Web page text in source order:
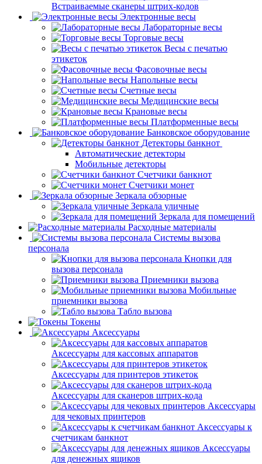
Встраиваемые сканеры штрих-кодов
Электронные весы
Лабораторные весы
Торговые весы
Весы с печатью
этикеток
Фасовочные весы
Напольные весы
Счетные весы
Медицинские весы
Крановые весы
Платформенные весы
Банковское оборудование
Детекторы банкнот
Автоматические детекторы
Мобильные детекторы
Счетчики банкнот
Счетчики монет
Зеркала обзорные
Зеркала уличные
Зеркала для помещений
Расходные материалы
Системы вызова
персонала
Кнопки для
вызова персонала
Приемники вызова
Мобильные
приемники вызова
Табло вызова
Токены
Аксессуары
Аксессуары для кассовых аппаратов
Аксессуары для принтеров этикеток
Аксессуары для сканеров штрих-кода
Аксессуары
для чековых принтеров
Аксессуары к
счетчикам банкнот
Аксессуары
для денежных ящиков